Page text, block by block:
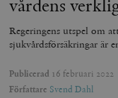
vårdens
Regeringens utspel om
sjukvårdsförsäkringar är
Publicerad 16 februari 2022
Författare Svend Dahl